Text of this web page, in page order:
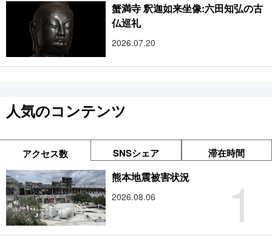
蟹満寺 釈迦如来坐像:六田知弘の古
仏巡礼
2026.07.20
人気のコンテンツ
アクセス数 SNSシェア 滞在時間
1
熊本地震被害状況
2026.08.06